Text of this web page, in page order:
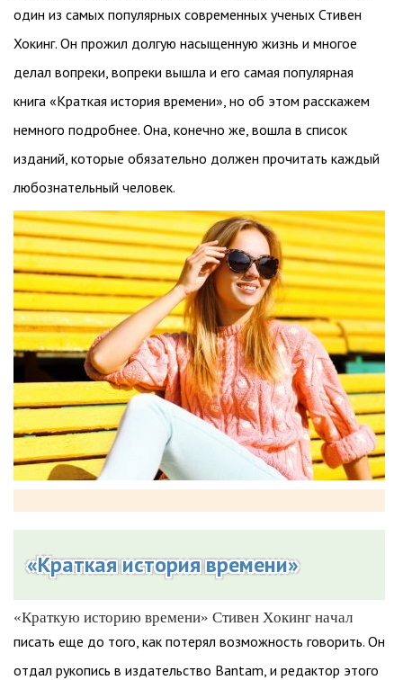
один из самых популярных современных ученых Стивен
Хокинг. Он прожил долгую насыщенную жизнь и многое
делал вопреки, вопреки вышла и его самая популярная
книга «Краткая история времени», но об этом расскажем
немного подробнее. Она, конечно же, вошла в список
изданий, которые обязательно должен прочитать каждый
любознательный человек.
«Краткая история времени»
«Краткую историю времени» Стивен Хокинг начал
писать еще до того, как потерял возможность говорить. Он
отдал рукопись в издательство Bantam, и редактор этого